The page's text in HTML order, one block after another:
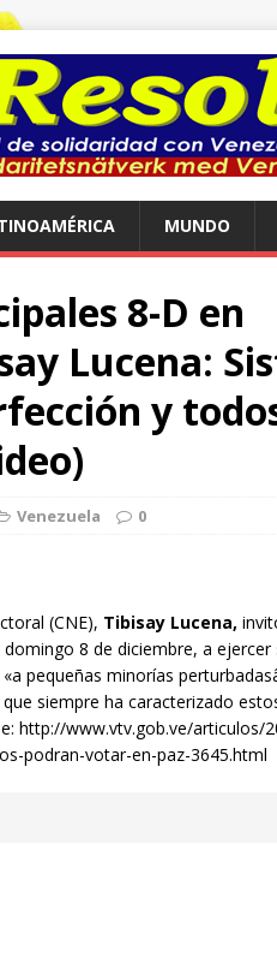
MUNDO
8-D en
Lucena:
y
Venezuela 0
(CNE), Tibisay Lucena,
8 de diciembre, a
pequeñas minorías
siempre ha caracterizado
http://www.vtv.gob.ve/articulos/
podran-votar-en-paz-3645.html